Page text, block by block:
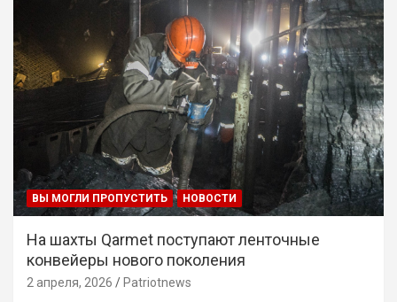
ВЫ МОГЛИ ПРОПУСТИТЬ НОВОСТИ
На шахты Qarmet поступают ленточные
конвейеры нового поколения
2 апреля, 2026 Patriotnews